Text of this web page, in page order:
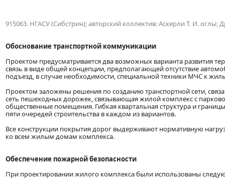
915063. НГАСУ (Сибстрин); авторский коллектив: Аскерли Т. И.
Обоснование транспортной коммуникации
Проектом предусматривается два возможных варианта развития
связь в виде общей концепции, предполагающей отсутствие
подъезд, в случае необходимости, специальной техники МЧС к
Проектом заложены решения по созданию транспортной сети,
сеть пешеходных дорожек, связывающая жилой комплекс с
общественные помещения. Гибкая квартальная структура и
пяти очередей строительства в каждом из вариантов.
Все конструкции покрытия дорог выдерживают нормативную
ко всем жилым домам комплекса.
Обеспечение пожарной безопасности
При проектировании жилого комплекса были использованы